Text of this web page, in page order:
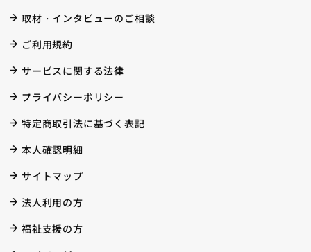
取材・インタビューのご相談
ご利用規約
サービスに関する法律
プライバシーポリシー
特定商取引法に基づく表記
本人確認明細
サイトマップ
法人利用の方
福祉支援の方